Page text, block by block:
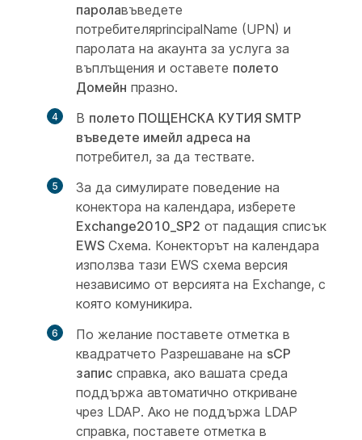
паролавъведете
потребителяprincipalName (UPN) и
паролата на акаунта за услуга за
въплъщения и оставете полето
Домейн празно.
В полето ПОЩЕНСКА КУТИЯ SMTP
въведете имейл адреса на
потребител, за да тествате.
За да симулирате поведение на
конектора на календара, изберете
Exchange2010_SP2 от падащия списък
EWS Схема. Конекторът на календара
използва тази EWS схема версия
независимо от версията на Exchange, с
която комуникира.
По желание поставете отметка в
квадратчето Разрешаване на sCP
запис справка, ако вашата среда
поддържа автоматично откриване
чрез LDAP. Ако не поддържа LDAP
справка, поставете отметка в